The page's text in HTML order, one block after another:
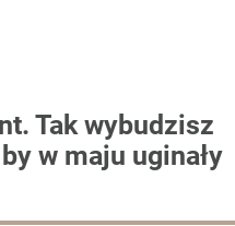
Tak wybudzisz
w maju uginały